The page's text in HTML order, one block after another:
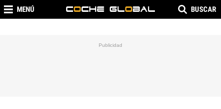
MENÚ BUSCAR